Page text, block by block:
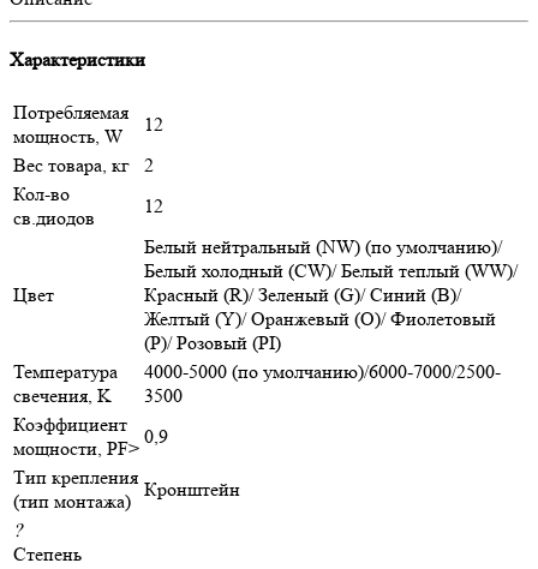
Характеристики
Потребляемая
мощность, W
12
Вес товара, кг
2
Кол-во
св.диодов
12
Цвет
Белый нейтральный (NW) (по умолчанию)/
Белый холодный (CW)/ Белый теплый (WW)/
Красный (R)/ Зеленый (G)/ Синий (B)/
Желтый (Y)/ Оранжевый (O)/ Фиолетовый
(P)/ Розовый (PI)
Температура
свечения, K
4000-5000 (по умолчанию)/6000-7000/2500-
3500
Коэффициент
мощности, PF>
0,9
Тип крепления
(тип монтажа)
Кронштейн
?
Степень